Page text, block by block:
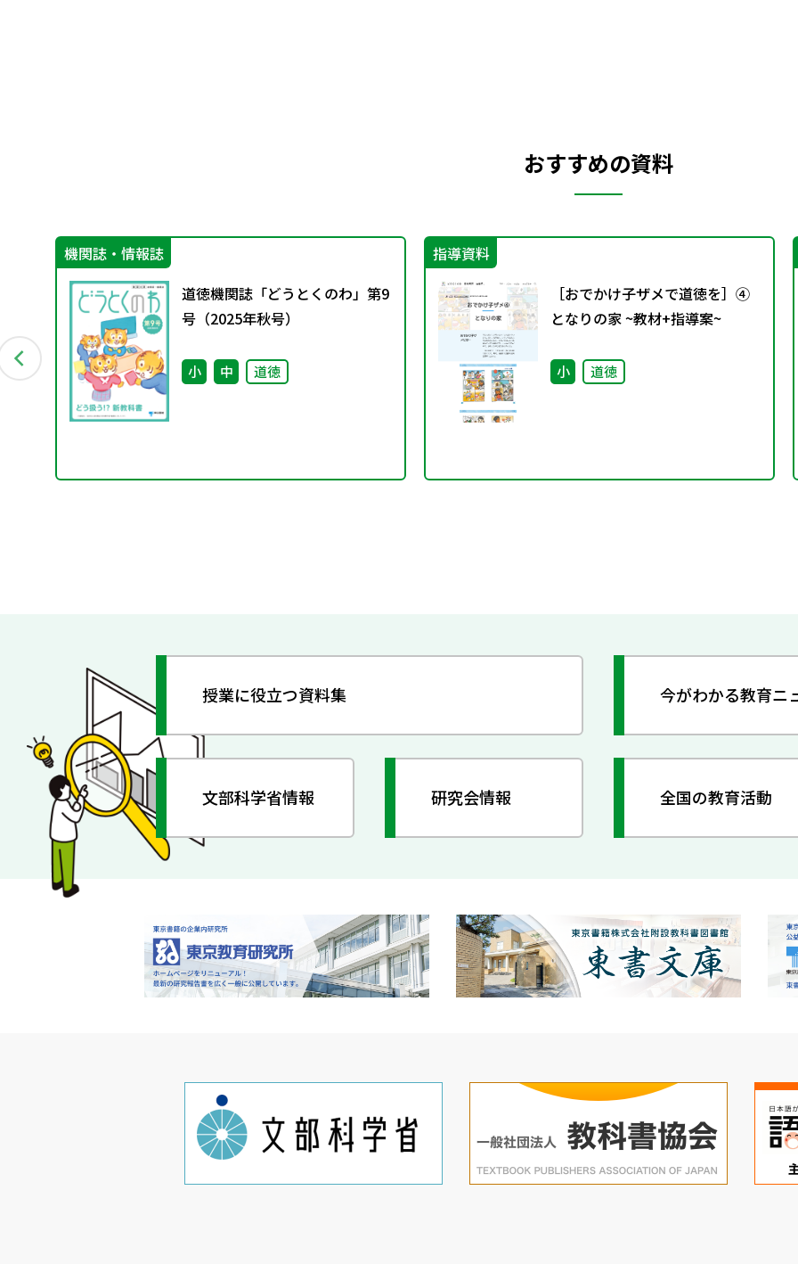
おすすめの資料
機関誌・情報誌
道徳機関誌「どうとくのわ」第9
号（2025年秋号）
小 中 道徳
指導資料
［おでかけ子ザメで道徳を］➃
となりの家 ~教材+指導案~
小 道徳
授業に役立つ資料集 今がわかる教育ニ
文部科学省情報 研究会情報 全国の教育活動